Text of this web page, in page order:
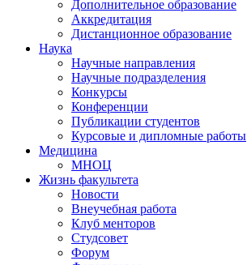
Дополнительное образование
Аккредитация
Дистанционное образование
Наука
Научные направления
Научные подразделения
Конкурсы
Конференции
Публикации студентов
Курсовые и дипломные работы
Медицина
МНОЦ
Жизнь факультета
Новости
Внеучебная работа
Клуб менторов
Студсовет
Форум